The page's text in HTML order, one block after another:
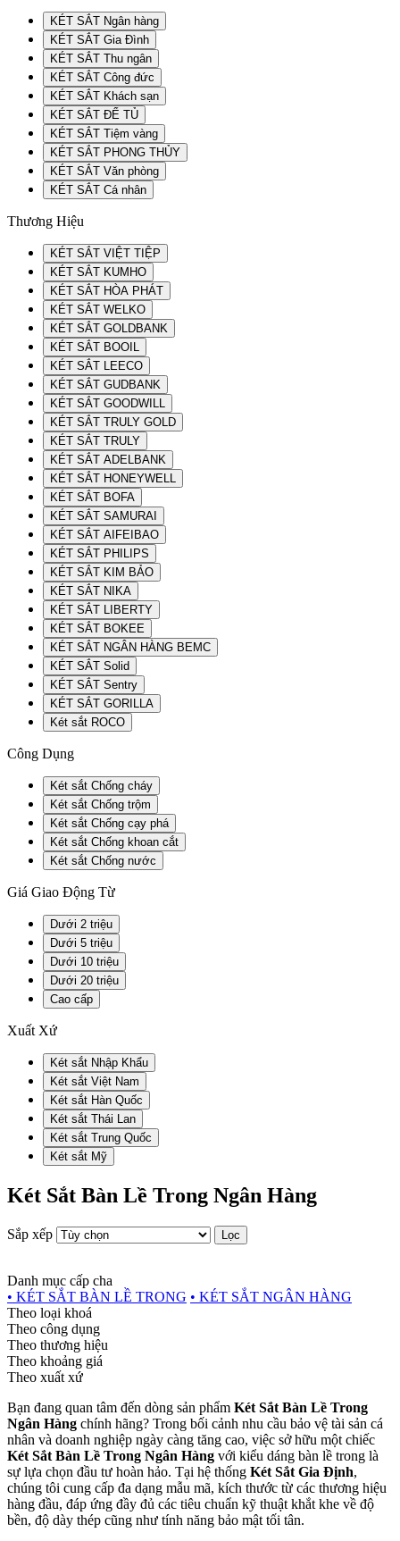
KÉT SẮT Ngân hàng
KÉT SẮT Gia Đình
KÉT SẮT Thu ngân
KÉT SẮT Công đức
KÉT SẮT Khách sạn
KÉT SẮT ĐỂ TỦ
KÉT SẮT Tiệm vàng
KÉT SẮT PHONG THỦY
KÉT SẮT Văn phòng
KÉT SẮT Cá nhân
Thương Hiệu
KÉT SẮT VIỆT TIỆP
KÉT SẮT KUMHO
KÉT SẮT HÒA PHÁT
KÉT SẮT WELKO
KÉT SẮT GOLDBANK
KÉT SẮT BOOIL
KÉT SẮT LEECO
KÉT SẮT GUDBANK
KÉT SẮT GOODWILL
KÉT SẮT TRULY GOLD
KÉT SẮT TRULY
KÉT SẮT ADELBANK
KÉT SẮT HONEYWELL
KÉT SẮT BOFA
KÉT SẮT SAMURAI
KÉT SẮT AIFEIBAO
KÉT SẮT PHILIPS
KÉT SẮT KIM BẢO
KÉT SẮT NIKA
KÉT SẮT LIBERTY
KÉT SẮT BOKEE
KÉT SẮT NGÂN HÀNG BEMC
KÉT SẮT Solid
KÉT SẮT Sentry
KÉT SẮT GORILLA
Két sắt ROCO
Công Dụng
Két sắt Chống cháy
Két sắt Chống trộm
Két sắt Chống cạy phá
Két sắt Chống khoan cắt
Két sắt Chống nước
Giá Giao Động Từ
Dưới 2 triệu
Dưới 5 triệu
Dưới 10 triệu
Dưới 20 triệu
Cao cấp
Xuất Xứ
Két sắt Nhập Khẩu
Két sắt Việt Nam
Két sắt Hàn Quốc
Két sắt Thái Lan
Két sắt Trung Quốc
Két sắt Mỹ
Két Sắt Bàn Lề Trong Ngân Hàng
Sắp xếp Lọc
Danh mục cấp cha
• KÉT SẮT BÀN LỀ TRONG • KÉT SẮT NGÂN HÀNG
Theo loại khoá
Theo công dụng
Theo thương hiệu
Theo khoảng giá
Theo xuất xứ
Bạn đang quan tâm đến dòng sản phẩm Két Sắt Bàn Lề Trong
Ngân Hàng chính hãng? Trong bối cảnh nhu cầu bảo vệ tài sản cá
nhân và doanh nghiệp ngày càng tăng cao, việc sở hữu một chiếc
Két Sắt Bàn Lề Trong Ngân Hàng với kiểu dáng bàn lề trong là
sự lựa chọn đầu tư hoàn hảo. Tại hệ thống Két Sắt Gia Định,
chúng tôi cung cấp đa dạng mẫu mã, kích thước từ các thương hiệu
hàng đầu, đáp ứng đầy đủ các tiêu chuẩn kỹ thuật khắt khe về độ
bền, độ dày thép cũng như tính năng bảo mật tối tân.